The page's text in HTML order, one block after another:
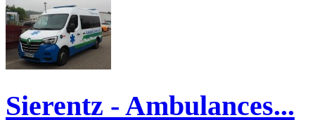
Sierentz - Ambulances...